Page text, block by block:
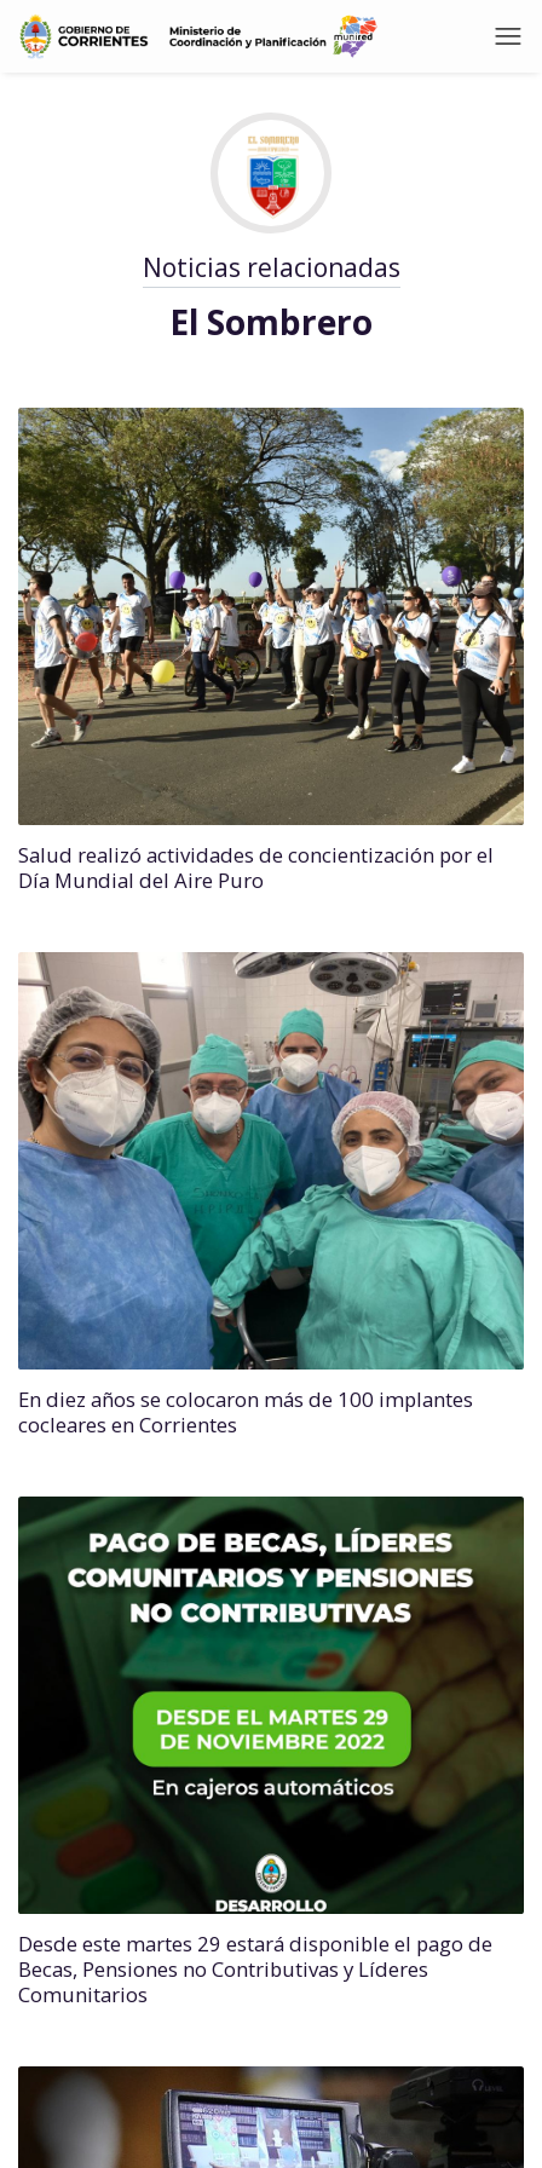
Noticias relacionadas
El Sombrero
Salud realizó actividades de concientización por el
Día Mundial del Aire Puro
En diez años se colocaron más de 100 implantes
cocleares en Corrientes
Desde este martes 29 estará disponible el pago de
Becas, Pensiones no Contributivas y Líderes
Comunitarios